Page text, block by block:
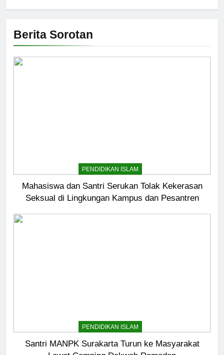
Berita Sorotan
PENDIDIKAN ISLAM
Mahasiswa dan Santri Serukan Tolak Kekerasan
Seksual di Lingkungan Kampus dan Pesantren
PENDIDIKAN ISLAM
Santri MANPK Surakarta Turun ke Masyarakat